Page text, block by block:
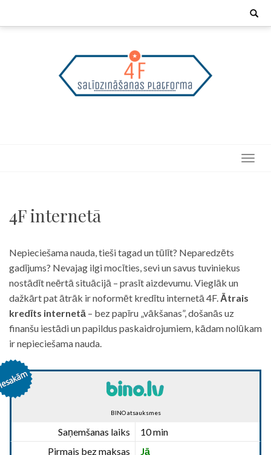
Search
4F internetā
Nepieciešama nauda, tieši tagad un tūlīt? Neparedzēts
gadījums? Nevajag ilgi mocīties, sevi un savus tuviniekus
nostādīt neērtā situācijā – prasīt aizdevumu. Vieglāk un
dažkārt pat ātrāk ir noformēt kredītu internetā 4F. Ātrais
kredīts internetā – bez papīru „vākšanas”, došanās uz
finanšu iestādi un papildus paskaidrojumiem, kādam nolūkam
ir nepieciešama nauda.
BINO atsauksmes
Saņemšanas laiks
10 min
Pirmais bez maksas
Jā